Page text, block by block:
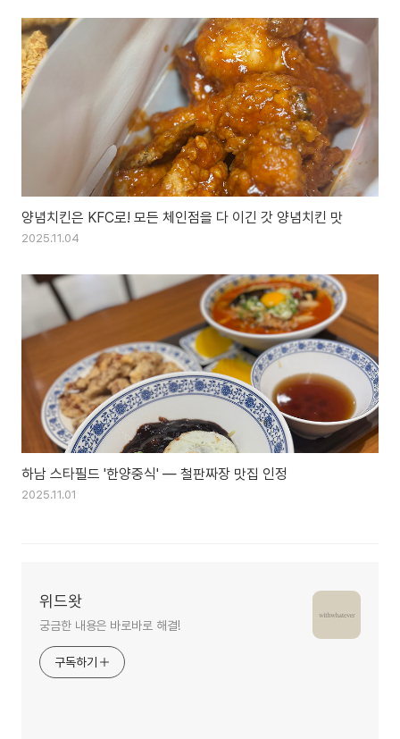
양념치킨은 KFC로! 모든 체인점을 다 이긴 갓 양념치킨 맛
2025.11.04
하남 스타필드 '한양중식' — 철판짜장 맛집 인정
2025.11.01
위드왓
궁금한 내용은 바로바로 해결!
구독하기